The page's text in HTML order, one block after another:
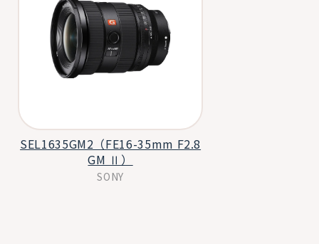
SEL1635GM2（FE16-35mm F2.8
GM Ⅱ）
SONY